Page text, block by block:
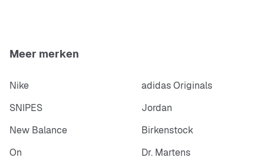
Meer merken
Nike
adidas Originals
SNIPES
Jordan
New Balance
Birkenstock
On
Dr. Martens